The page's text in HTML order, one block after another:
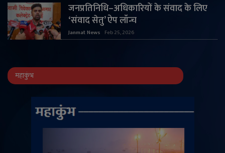
जनप्रतिनिधि–अधिकारियों के संवाद के लिए
‘संवाद सेतु’ ऐप लॉन्च
Janmat News Feb 25, 2026
महाकुंभ